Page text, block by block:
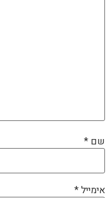
שם *
אימייל*